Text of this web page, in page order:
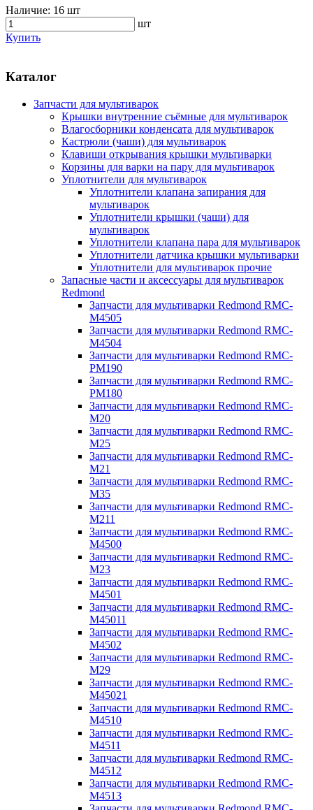
Наличие: 16 шт
шт
Купить
Каталог
Запчасти для мультиварок
Крышки внутренние съёмные для мультиварок
Влагосборники конденсата для мультиварок
Кастрюли (чаши) для мультиварок
Клавиши открывания крышки мультиварки
Корзины для варки на пару для мультиварок
Уплотнители для мультиварок
Уплотнители клапана запирания для
мультиварок
Уплотнители крышки (чаши) для
мультиварок
Уплотнители клапана пара для мультиварок
Уплотнители датчика крышки мультиварки
Уплотнители для мультиварок прочие
Запасные части и аксессуары для мультиварок
Redmond
Запчасти для мультиварки Redmond RMC-
M4505
Запчасти для мультиварки Redmond RMC-
M4504
Запчасти для мультиварки Redmond RMC-
PM190
Запчасти для мультиварки Redmond RMC-
PM180
Запчасти для мультиварки Redmond RMC-
M20
Запчасти для мультиварки Redmond RMC-
M25
Запчасти для мультиварки Redmond RMC-
M21
Запчасти для мультиварки Redmond RMC-
M35
Запчасти для мультиварки Redmond RMC-
M211
Запчасти для мультиварки Redmond RMC-
M4500
Запчасти для мультиварки Redmond RMC-
M23
Запчасти для мультиварки Redmond RMC-
M4501
Запчасти для мультиварки Redmond RMC-
M45011
Запчасти для мультиварки Redmond RMC-
M4502
Запчасти для мультиварки Redmond RMC-
M29
Запчасти для мультиварки Redmond RMC-
M45021
Запчасти для мультиварки Redmond RMC-
M4510
Запчасти для мультиварки Redmond RMC-
M4511
Запчасти для мультиварки Redmond RMC-
M4512
Запчасти для мультиварки Redmond RMC-
M4513